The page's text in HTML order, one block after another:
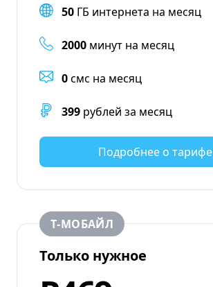
50 ГБ интернета на месяц
2000 минут на месяц
0смс на месяц
399 рублей за месяц
Подробнее о тарифе
Т‑МОБАЙЛ
Только нужное